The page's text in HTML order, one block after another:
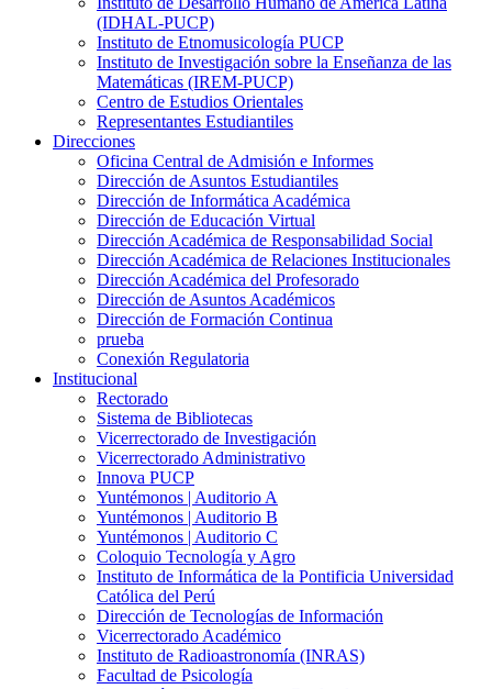
(IDHAL-PUCP)
Instituto de Etnomusicología PUCP
Instituto de Investigación sobre la Enseñanza de las
Matemáticas (IREM-PUCP)
Centro de Estudios Orientales
Representantes Estudiantiles
Direcciones
Oficina Central de Admisión e Informes
Dirección de Asuntos Estudiantiles
Dirección de Informática Académica
Dirección de Educación Virtual
Dirección Académica de Responsabilidad Social
Dirección Académica de Relaciones Institucionales
Dirección Académica del Profesorado
Dirección de Asuntos Académicos
Dirección de Formación Continua
prueba
Conexión Regulatoria
Institucional
Rectorado
Sistema de Bibliotecas
Vicerrectorado de Investigación
Vicerrectorado Administrativo
Innova PUCP
Yuntémonos | Auditorio A
Yuntémonos | Auditorio B
Yuntémonos | Auditorio C
Coloquio Tecnología y Agro
Instituto de Informática de la Pontificia Universidad
Católica del Perú
Dirección de Tecnologías de Información
Vicerrectorado Académico
Instituto de Radioastronomía (INRAS)
Facultad de Psicología